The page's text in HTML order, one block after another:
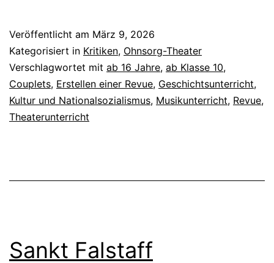
Waterkant
–
Die
Gebrüder
Veröffentlicht am März 9, 2026
Kategorisiert in Kritiken, Ohnsorg-Theater
Verschlagwortet mit ab 16 Jahre, ab Klasse 10,
Couplets, Erstellen einer Revue, Geschichtsunterricht,
Kultur und Nationalsozialismus, Musikunterricht, Revue,
Theaterunterricht
Sankt Falstaff